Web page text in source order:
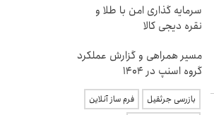
سرمایه گذاری امن با طلا و
نقره دیجی کالا
مسیر همراهی و گزارش عملکرد
گروه اسنپ در ۱۴۰۴
بازرسی جرثقیل
فرم ساز آنلاین